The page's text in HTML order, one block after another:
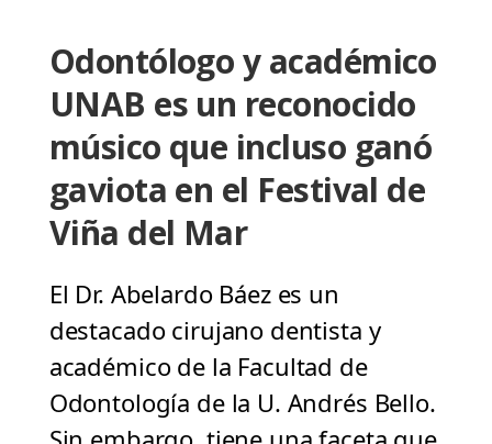
Odontólogo y académico
UNAB es un reconocido
músico que incluso ganó
gaviota en el Festival de
Viña del Mar
El Dr. Abelardo Báez es un
destacado cirujano dentista y
académico de la Facultad de
Odontología de la U. Andrés Bello.